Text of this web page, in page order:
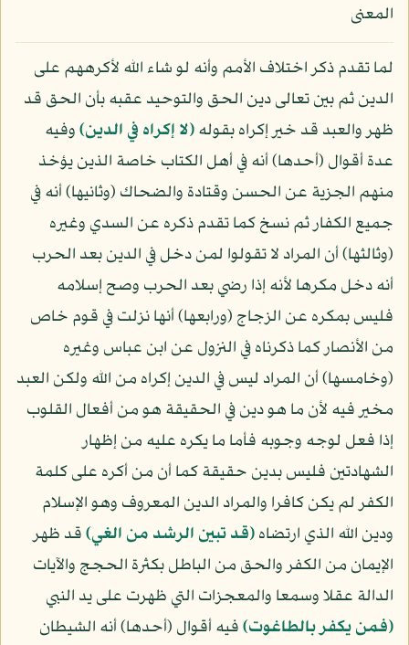
المعنى
لما تقدم ذكر اختلاف الأمم وأنه لو شاء الله لأكرههم على
الدين ثم بين تعالى دين الحق والتوحيد عقبه بأن الحق قد
ظهر والعبد قد خير إكراه بقوله﴿لا إكراه في الدين﴾وفيه
عدة أقوال (أحدها) أنه في أهل الكتاب خاصة الذين يؤخذ
منهم الجزية عن الحسن وقتادة والضحاك (وثانيها) أنه في
جميع الكفار ثم نسخ كما تقدم ذكره عن السدي وغيره
(وثالثها) أن المراد لا تقولوا لمن دخل في الدين بعد الحرب
أنه دخل مكرها لأنه إذا رضي بعد الحرب وصح إسلامه
فليس بمكره عن الزجاج (ورابعها) أنها نزلت في قوم خاص
من الأنصار كما ذكرناه في النزول عن ابن عباس وغيره
(وخامسها) أن المراد ليس في الدين إكراه من الله ولكن العبد
مخير فيه لأن ما هو دين في الحقيقة هو من أفعال القلوب
إذا فعل لوجه وجوبه فأما ما يكره عليه من إظهار
الشهادتين فليس بدين حقيقة كما أن من أكره على كلمة
الكفر لم يكن كافرا والمراد الدين المعروف وهو الإسلام
ودين الله الذي ارتضاه﴿قد تبين الرشد من الغي﴾قد ظهر
الإيمان من الكفر والحق من الباطل بكثرة الحجج والآيات
الدالة عقلا وسمعا والمعجزات التي ظهرت على يد النبي
﴿فمن يكفر بالطاغوت﴾فيه أقوال (أحدها) أنه الشيطان